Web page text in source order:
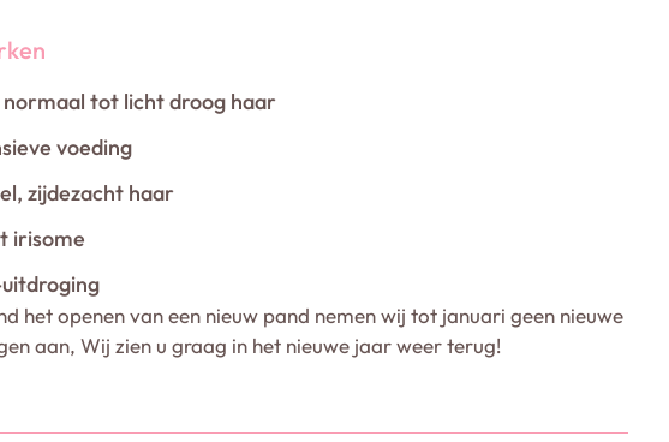
tot licht droog haar
voeding
zijdezacht haar
irisome
het openen van een nieuw pand nemen wij tot januari geen nieuwe
aan, Wij zien u graag in het nieuwe jaar weer terug!